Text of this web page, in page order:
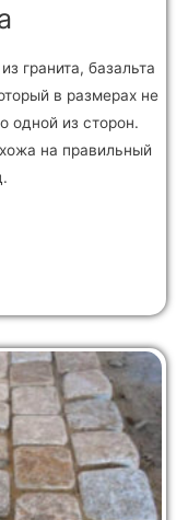
гранита, базальта
в размерах не
одной из сторон.
на правильный